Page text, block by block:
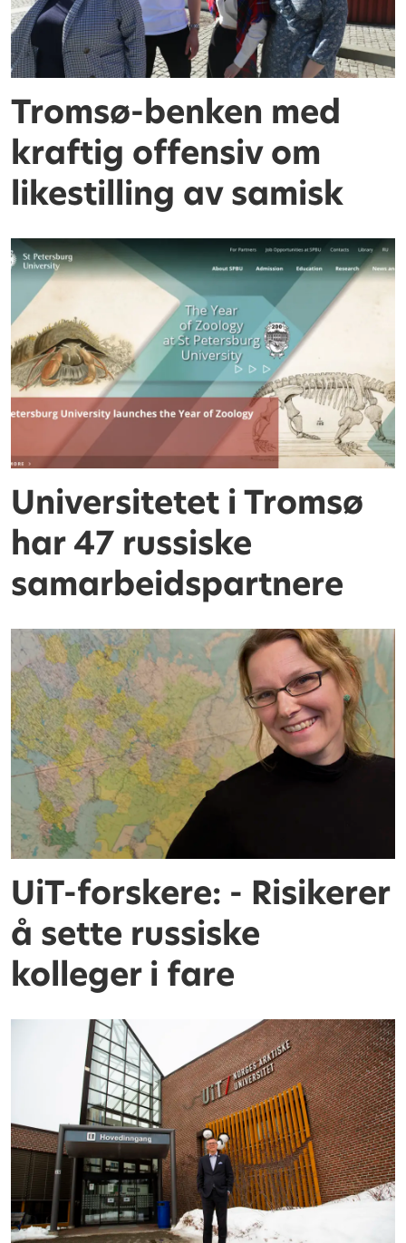
Tromsø-benken med
kraftig offensiv om
likestilling av samisk
Universitetet i Tromsø
har 47 russiske
samarbeidspartnere
UiT-forskere: - Risikerer
å sette russiske
kolleger i fare